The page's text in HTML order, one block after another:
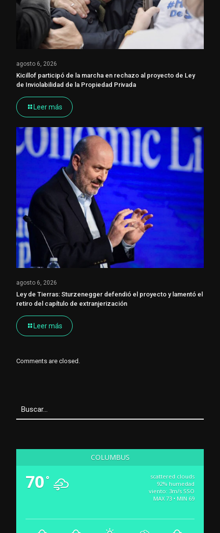
agosto 6, 2026
Kicillof participó de la marcha en rechazo al proyecto de Ley
de Inviolabilidad de la Propiedad Privada
Leer más
agosto 6, 2026
Ley de Tierras: Sturzenegger defendió el proyecto y lamentó el
retiro del capítulo de extranjerización
Leer más
Comments are closed.
COLUMBUS
70 °
scattered clouds
92% humedad
viento: 3m/s SSO
MAX 73 • MIN 69